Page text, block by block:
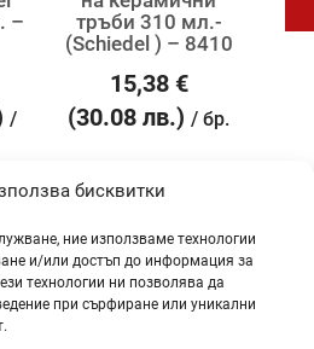
бисквитки
ние използваме технологии
и/или достъп до информация за
технологии ни позволява да
при сърфиране или уникални
–
/
тръби 310 мл.-
(Schiedel ) – 8410
15,38 €
(30.08 лв.) / бр.